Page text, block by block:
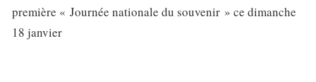
première « Journée nationale du souvenir » ce dimanche
18 janvier